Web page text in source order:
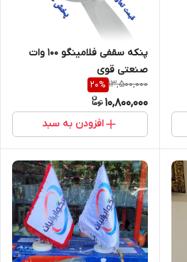
پنکه سقفی فلامینگو ۱۰۰ وات
صنعتی قوی
13,500,000
20%
10,800,000
افزودن به سبد